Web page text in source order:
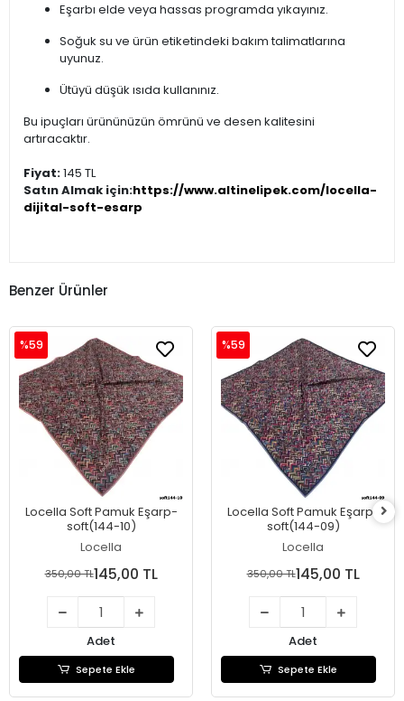
Eşarbı elde veya hassas programda yıkayınız.
Soğuk su ve ürün etiketindeki bakım talimatlarına
uyunuz.
Ütüyü düşük ısıda kullanınız.
Bu ipuçları ürününüzün ömrünü ve desen kalitesini
artıracaktır.
Fiyat:145 TL
Satın Almak için:https://www.altinelipek.com/locella-
dijital-soft-esarp
Benzer Ürünler
Locella Soft Pamuk Eşarp-
soft(144-10)
Locella
%59
350,00 TL145,00 TL
Adet
Sepete Ekle
Locella Soft Pamuk Eşarp-
soft(144-09)
Locella
%59
350,00 TL145,00 TL
Adet
Sepete Ekle